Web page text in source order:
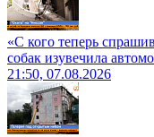
«С кого теперь
собак изувечила
21:50, 07.08.2026